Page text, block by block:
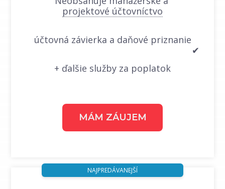
projektové účtovníctvo
účtovná závierka a daňové priznanie
✔
+ ďalšie služby za poplatok
MÁM ZÁUJEM
NAJPREDÁVANEJŠÍ